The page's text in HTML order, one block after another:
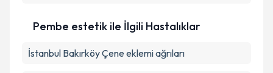
Pembe estetik ile İlgili Hastalıklar
İstanbul Bakırköy Çene eklemi ağrıları